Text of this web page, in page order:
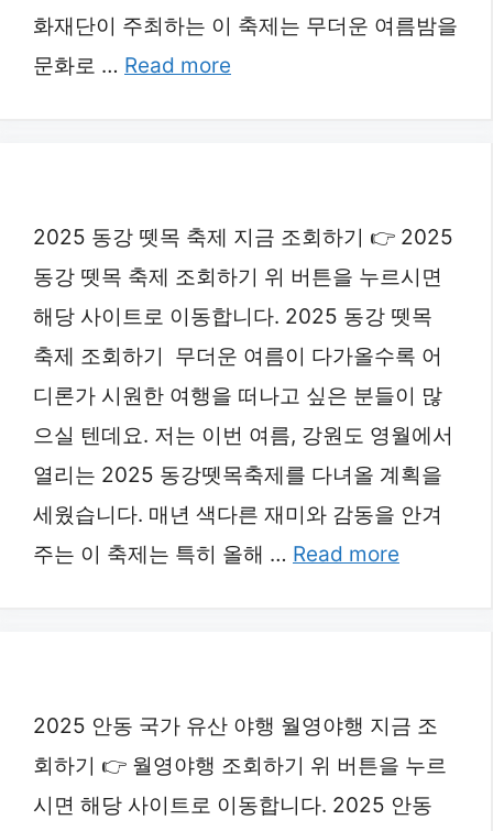
화재단이 주최하는 이 축제는 무더운 여름밤을
문화로 … Read more
2025 동강 뗏목 축제 지금 조회하기 👉 2025
동강 뗏목 축제 조회하기 위 버튼을 누르시면
해당 사이트로 이동합니다. 2025 동강 뗏목
축제 조회하기 무더운 여름이 다가올수록 어
디론가 시원한 여행을 떠나고 싶은 분들이 많
으실 텐데요. 저는 이번 여름, 강원도 영월에서
열리는 2025 동강뗏목축제를 다녀올 계획을
세웠습니다. 매년 색다른 재미와 감동을 안겨
주는 이 축제는 특히 올해 … Read more
2025 안동 국가 유산 야행 월영야행 지금 조
회하기 👉 월영야행 조회하기 위 버튼을 누르
시면 해당 사이트로 이동합니다. 2025 안동